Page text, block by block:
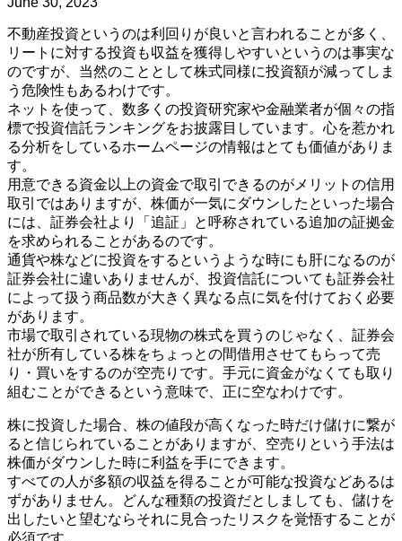
不動産投資というのは利回りが良いと言われることが多く、
リートに対する投資も収益を獲得しやすいというのは事実な
のですが、当然のこととして株式同様に投資額が減ってしま
う危険性もあるわけです。
ネットを使って、数多くの投資研究家や金融業者が個々の指
標で投資信託ランキングをお披露目しています。心を惹かれ
る分析をしているホームページの情報はとても価値がありま
す。
用意できる資金以上の資金で取引できるのがメリットの信用
取引ではありますが、株価が一気にダウンしたといった場合
には、証券会社より「追証」と呼称されている追加の証拠金
を求められることがあるのです。
通貨や株などに投資をするというような時にも肝になるのが
証券会社に違いありませんが、投資信託についても証券会社
によって扱う商品数が大きく異なる点に気を付けておく必要
があります。
市場で取引されている現物の株式を買うのじゃなく、証券会
社が所有している株をちょっとの間借用させてもらって売
り・買いをするのが空売りです。手元に資金がなくても取り
組むことができるという意味で、正に空なわけです。
株に投資した場合、株の値段が高くなった時だけ儲けに繋が
ると信じられていることがありますが、空売りという手法は
株価がダウンした時に利益を手にできます。
すべての人が多額の収益を得ることが可能な投資などあるは
ずがありません。どんな種類の投資だとしましても、儲けを
出したいと望むならそれに見合ったリスクを覚悟することが
必須です。